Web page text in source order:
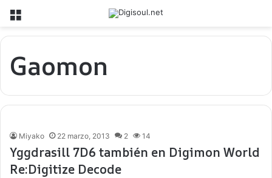
Menú
Gaomon
Miyako 22 marzo, 2013 2 14
Yggdrasill 7D6 también en Digimon World
Re:Digitize Decode